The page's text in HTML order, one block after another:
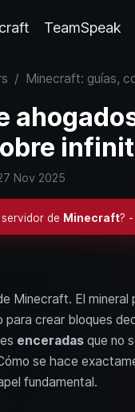
TeamSpeak
/ Minecraft: guías,
Nov 2025
de Minecraft?
Minecraft. El
para crear bloques
enceradasque no
se hace
fundamental.